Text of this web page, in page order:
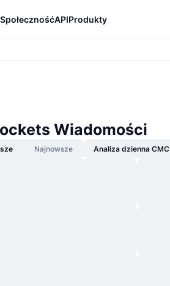
SpołecznośćAPIProdukty
Wiadomości
Najnowsze Analiza dzienna CMC